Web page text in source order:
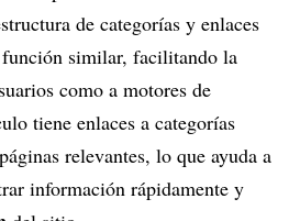
de categorías y enlaces
similar, facilitando la
como a motores de
tiene enlaces a categorías
relevantes, lo que ayuda a
información rápidamente y